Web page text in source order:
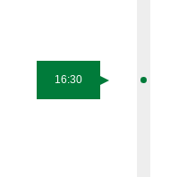
16:30